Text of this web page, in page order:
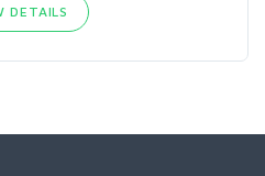
DETAILS